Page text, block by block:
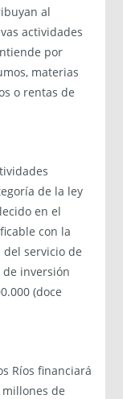
al
actividades
por
materias
o rentas de
de la ley
en el
con la
servicio de
de inversión
(doce
Ríos financiará
millones de